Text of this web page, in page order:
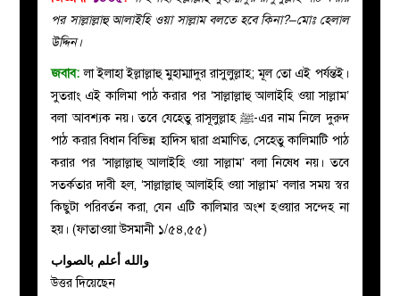
মজলিস
প্রশ্ন
করুন
পর সাল্লাল্লাহু আলাইহি ওয়া সাল্লাম বলতে হবে কিনা?–মোঃ হেলাল
উদ্দিন।
জবাব:লা ইলাহা ইল্লাল্লাহু মুহাম্মাদুর রাসুলুল্লাহ; মূল তো এই পর্যন্তই।
সুতরাং এই কালিমা পাঠ করার পর ‘সাল্লাল্লাহু আলাইহি ওয়া সাল্লাম’
বলা আবশ্যক নয়। তবে যেহেতু রাসূলুল্লাহ ﷺ-এর নাম নিলে দুরুদ
পাঠ করার বিধান বিভিন্ন হাদিস দ্বারা প্রমাণিত, সেহেতু কালিমাটি পাঠ
করার পর ‘সাল্লাল্লাহু আলাইহি ওয়া সাল্লাম’ বলা নিষেধ নয়। তবে
সতর্কতার দাবী হল, ‘সাল্লাল্লাহু আলাইহি ওয়া সাল্লাম’ বলার সময় স্বর
কিছুটা পরিবর্তন করা, যেন এটি কালিমার অংশ হওয়ার সন্দেহ না
হয়। (ফাতাওয়া উসমানী ১/৫৪,৫৫)
والله أعلم بالصواب
উত্তর দিয়েছেন